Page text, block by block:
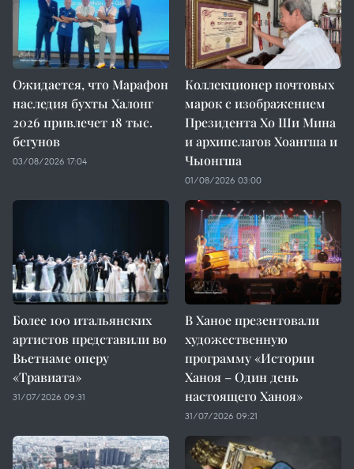
Ожидается, что Марафон
наследия бухты Халонг
2026 привлечет 18 тыс.
бегунов
03/08/2026 17:04
Коллекционер почтовых
марок с изображением
Президента Хо Ши Мина
и архипелагов Хоангша и
Чыонгша
01/08/2026 03:00
Более 100 итальянских
артистов представили во
Вьетнаме оперу
«Травиата»
31/07/2026 09:31
В Ханое презентовали
художественную
программу «Истории
Ханоя – Один день
настоящего Ханоя»
31/07/2026 09:21